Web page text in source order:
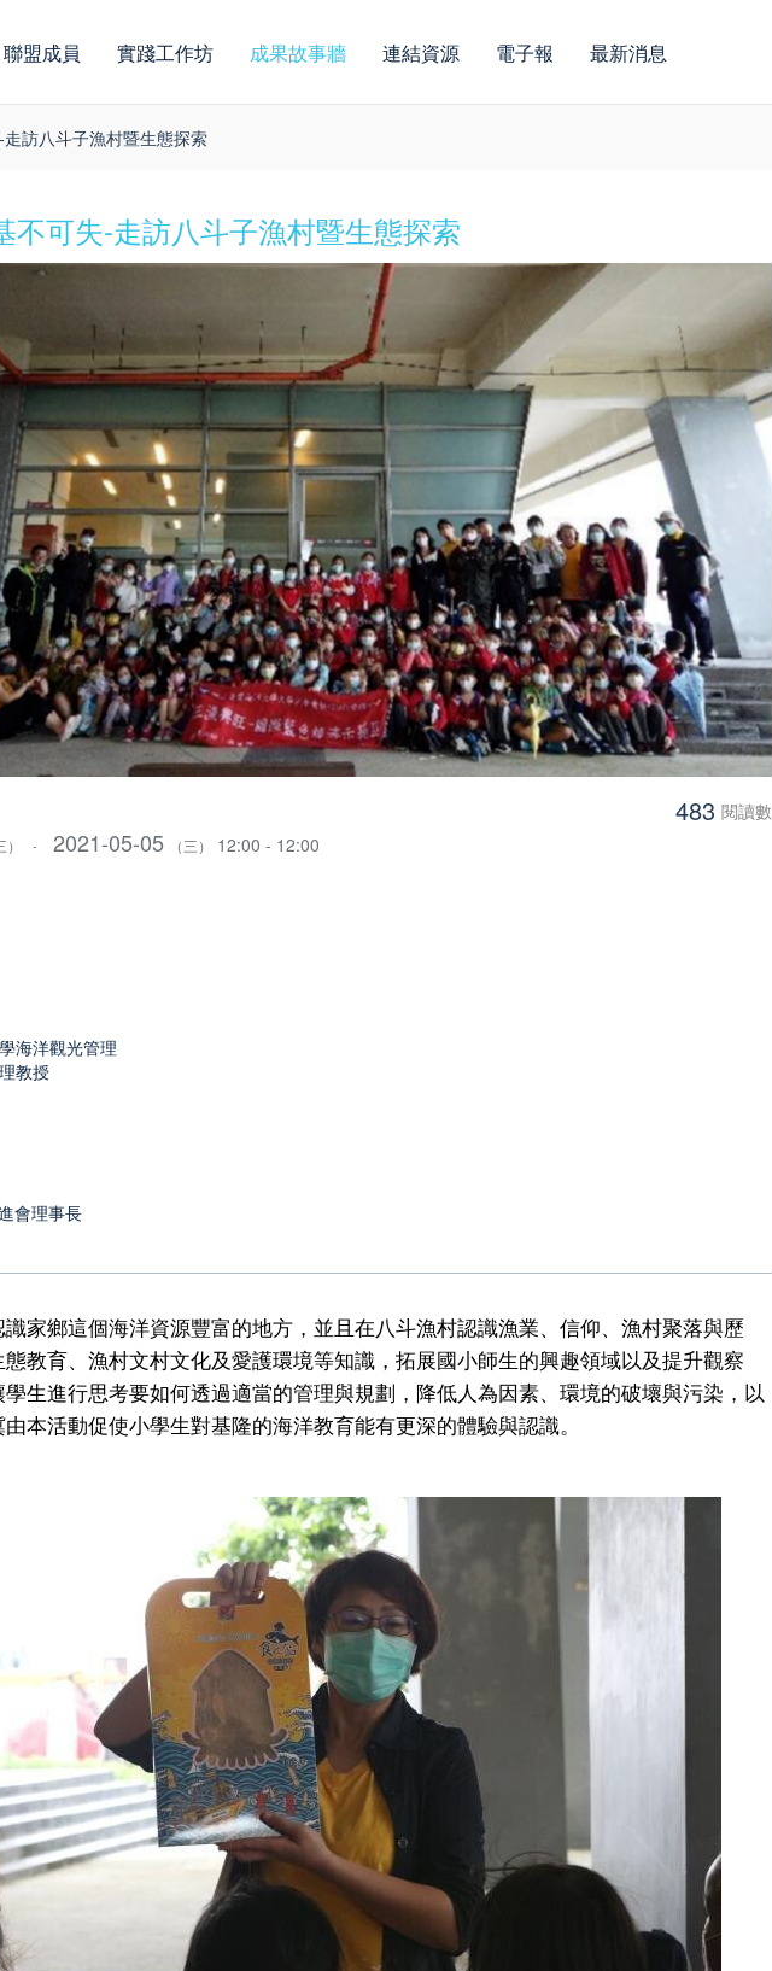
聯盟成員 實踐工作坊 成果故事牆 連結資源 電子報 最新消息
訪八斗子漁村暨生態探索
不可失-走訪八斗子漁村暨生態探索
483 閱讀數
） - 2021-05-05 （三） 12:00 - 12:00
海洋觀光管理
教授
會理事長
家鄉這個海洋資源豐富的地方，並且在八斗漁村認識漁業、信仰、漁村聚落與歷
教育、漁村文村文化及愛護環境等知識，拓展國小師生的興趣領域以及提升觀察
生進行思考要如何透過適當的管理與規劃，降低人為因素、環境的破壞與污染，以
本活動促使小學生對基隆的海洋教育能有更深的體驗與認識。